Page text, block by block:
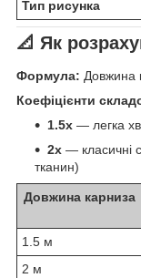
Тип рисунка
📐 Як
Формула: Довжина
Коефіцієнти
1.5x — легка
2x — класичні
тканин)
Довжина карниза
1.5 м
2 м